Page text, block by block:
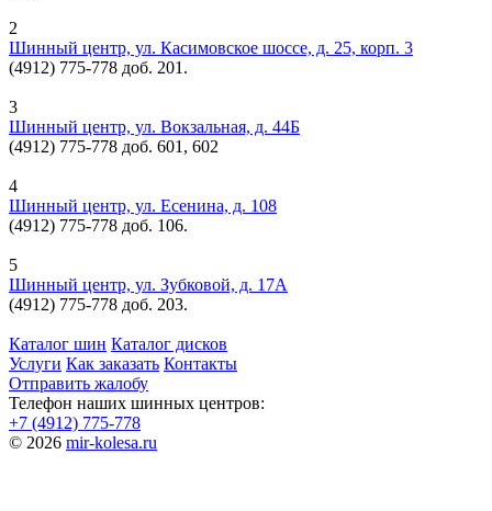
2
Шинный центр, ул. Касимовское шоссе, д. 25, корп. 3
(4912) 775-778 доб. 201.
3
Шинный центр, ул. Вокзальная, д. 44Б
(4912) 775-778 доб. 601, 602
4
Шинный центр, ул. Есенина, д. 108
(4912) 775-778 доб. 106.
5
Шинный центр, ул. Зубковой, д. 17А
(4912) 775-778 доб. 203.
Каталог шин Каталог дисков
Услуги Как заказать Контакты
Отправить жалобу
Телефон наших шинных центров:
+7 (4912) 775-778
© 2026 mir-kolesa.ru